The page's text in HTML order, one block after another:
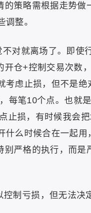
策略需根据走势做
整。
对就离场了。即使
仓+控制交易次数
虑止损，但不是绝
每笔10个点。也就
止损，有时候我会
么时候合在一起用
严格的执行，而是
制亏损，但无法决